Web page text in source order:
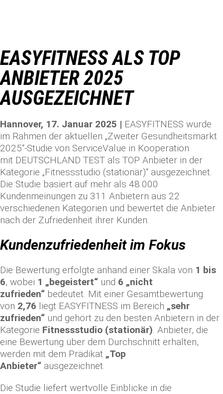
EASYFITNESS ALS TOP
ANBIETER 2025
AUSGEZEICHNET
Hannover, 17. Januar 2025 | EASYFITNESS wurde
im Rahmen der aktuellen „Zweiter Gesundheitsmarkt
2025“-Studie von ServiceValue in Kooperation
mit DEUTSCHLAND TEST als TOP Anbieter in der
Kategorie „Fitnessstudio (stationär)“ ausgezeichnet.
Die Studie basiert auf mehr als 48.000
Kundenmeinungen zu 311 Anbietern aus 22
verschiedenen Kategorien und bewertet die Anbieter
nach der Zufriedenheit ihrer Kunden.
Kundenzufriedenheit im Fokus
Die Bewertung erfolgte anhand einer Skala von 1 bis
6, wobei 1 „begeistert“ und 6 „nicht
zufrieden“ bedeutet. Mit einer Gesamtbewertung
von 2,76 liegt EASYFITNESS im Bereich „sehr
zufrieden“ und gehört zu den besten Anbietern in der
Kategorie Fitnessstudio (stationär). Anbieter, die
eine Bewertung über dem Durchschnitt erhalten,
werden mit dem Prädikat „Top
Anbieter“ ausgezeichnet.
Die Studie liefert wertvolle Einblicke in die